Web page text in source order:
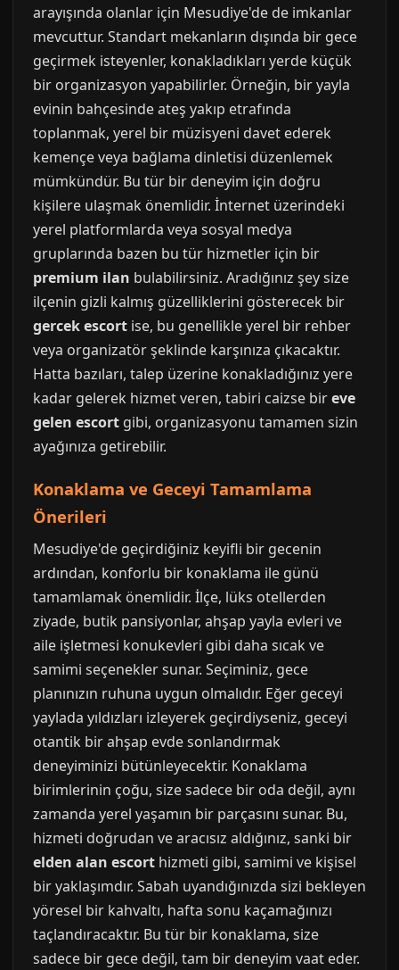
arayışında olanlar için Mesudiye'de de imkanlar
mevcuttur. Standart mekanların dışında bir gece
geçirmek isteyenler, konakladıkları yerde küçük
bir organizasyon yapabilirler. Örneğin, bir yayla
evinin bahçesinde ateş yakıp etrafında
toplanmak, yerel bir müzisyeni davet ederek
kemençe veya bağlama dinletisi düzenlemek
mümkündür. Bu tür bir deneyim için doğru
kişilere ulaşmak önemlidir. İnternet üzerindeki
yerel platformlarda veya sosyal medya
gruplarında bazen bu tür hizmetler için bir
premium ilan bulabilirsiniz. Aradığınız şey size
ilçenin gizli kalmış güzelliklerini gösterecek bir
gercek escort ise, bu genellikle yerel bir rehber
veya organizatör şeklinde karşınıza çıkacaktır.
Hatta bazıları, talep üzerine konakladığınız yere
kadar gelerek hizmet veren, tabiri caizse bireve
gelen escort gibi, organizasyonu tamamen sizin
ayağınıza getirebilir.
Konaklama ve Geceyi Tamamlama
Önerileri
Mesudiye'de geçirdiğiniz keyifli bir gecenin
ardından, konforlu bir konaklama ile günü
tamamlamak önemlidir. İlçe, lüks otellerden
ziyade, butik pansiyonlar, ahşap yayla evleri ve
aile işletmesi konukevleri gibi daha sıcak ve
samimi seçenekler sunar. Seçiminiz, gece
planınızın ruhuna uygun olmalıdır. Eğer geceyi
yaylada yıldızları izleyerek geçirdiyseniz, geceyi
otantik bir ahşap evde sonlandırmak
deneyiminizi bütünleyecektir. Konaklama
birimlerinin çoğu, size sadece bir oda değil, aynı
zamanda yerel yaşamın bir parçasını sunar. Bu,
hizmeti doğrudan ve aracısız aldığınız, sanki bir
elden alan escort hizmeti gibi, samimi ve kişisel
bir yaklaşımdır. Sabah uyandığınızda sizi bekleyen
yöresel bir kahvaltı, hafta sonu kaçamağınızı
taçlandıracaktır. Bu tür bir konaklama, size
sadece bir gece değil, tam bir deneyim vaat eder.